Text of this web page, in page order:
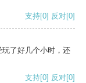
支持[0] 反对[0]
了好几个小时，还
支持[0] 反对[0]